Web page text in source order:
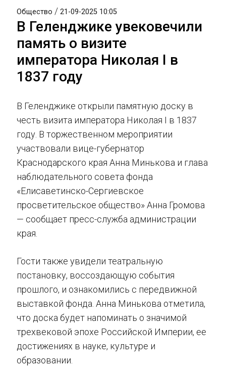
Общество / 21-09-2025 10:05
В Геленджике увековечили
память о визите
императора Николая I в
1837 году
В Геленджике открыли памятную доску в
честь визита императора Николая I в 1837
году. В торжественном мероприятии
участвовали вице-губернатор
Краснодарского края Анна Минькова и глава
наблюдательного совета фонда
«Елисаветинско-Сергиевское
просветительское общество» Анна Громова
— сообщает пресс-служба администрации
края.
Гости также увидели театральную
постановку, воссоздающую события
прошлого, и ознакомились с передвижной
выставкой фонда. Анна Минькова отметила,
что доска будет напоминать о значимой
трехвековой эпохе Российской Империи, ее
достижениях в науке, культуре и
образовании.